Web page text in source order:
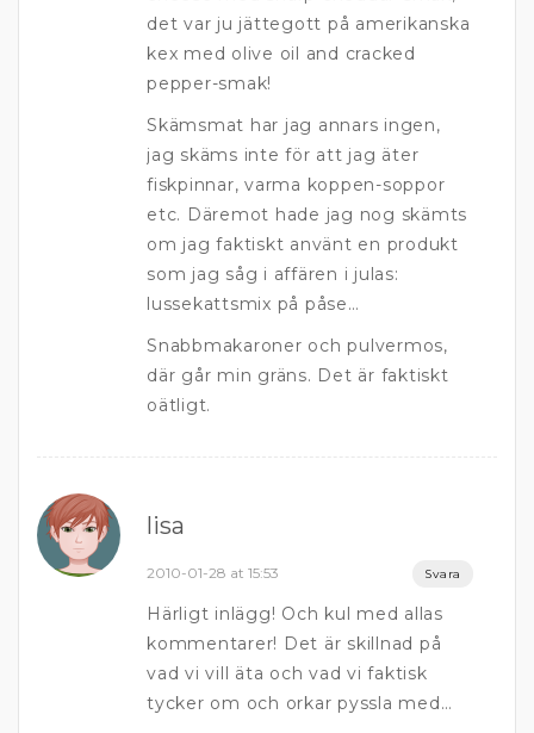
det var ju jättegott på amerikanska
kex med olive oil and cracked
pepper-smak!
Skämsmat har jag annars ingen,
jag skäms inte för att jag äter
fiskpinnar, varma koppen-soppor
etc. Däremot hade jag nog skämts
om jag faktiskt använt en produkt
som jag såg i affären i julas:
lussekattsmix på påse…
Snabbmakaroner och pulvermos,
där går min gräns. Det är faktiskt
oätligt.
lisa
2010-01-28 at 15:53 Svara
Härligt inlägg! Och kul med allas
kommentarer! Det är skillnad på
vad vi vill äta och vad vi faktisk
tycker om och orkar pyssla med…